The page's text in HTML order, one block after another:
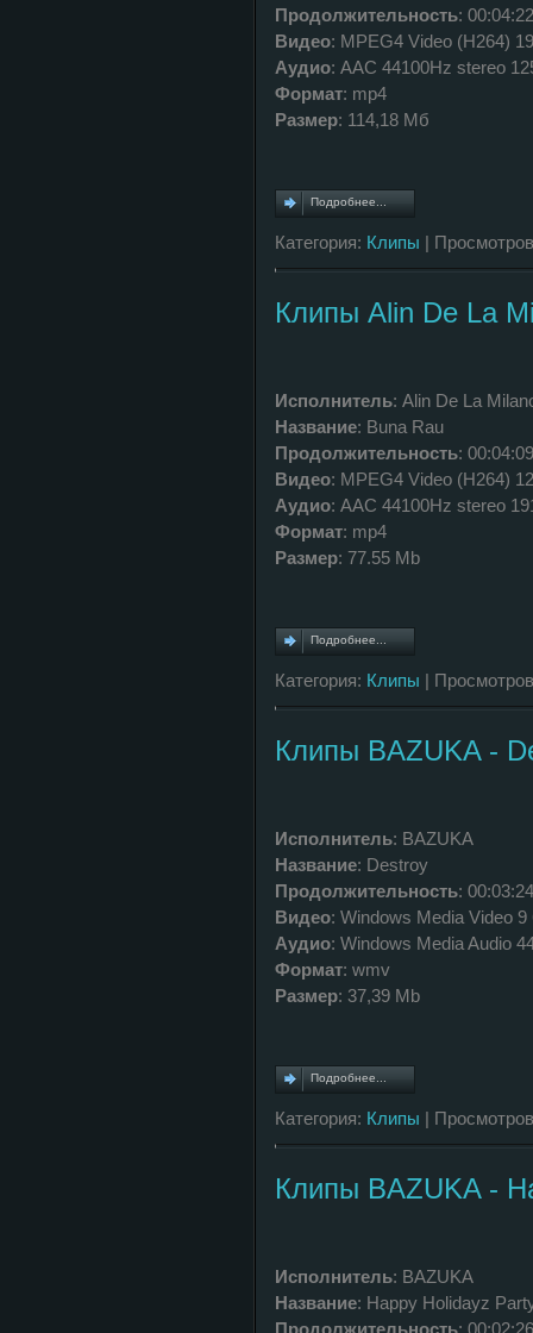
Продолжительность: 00:04:22
Видео: MPEG4 Video (H264)
Аудио: AAC 44100Hz stereo
Формат: mp4
Размер: 114,18 Мб
Подробнее...
Категория: Клипы |
Клипы Alin De La
Исполнитель: Alin De La
Название: Buna Rau
Продолжительность: 00:04:09
Видео: MPEG4 Video (H264)
Аудио: AAC 44100Hz stereo
Формат: mp4
Размер: 77.55 Mb
Подробнее...
Категория: Клипы |
Клипы BAZUKA -
Исполнитель: BAZUKA
Название: Destroy
Продолжительность: 00:03:24
Видео: Windows Media Video
Аудио: Windows Media Audio
Формат: wmv
Размер: 37,39 Mb
Подробнее...
Категория: Клипы |
Клипы BAZUKA -
Исполнитель: BAZUKA
Название: Happy Holidayz
Продолжительность: 00:02:26